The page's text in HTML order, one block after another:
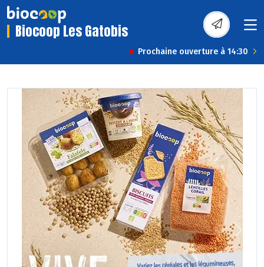
Biocoop Les Gatobis
Prochaine ouverture à 14:30
Previous Next